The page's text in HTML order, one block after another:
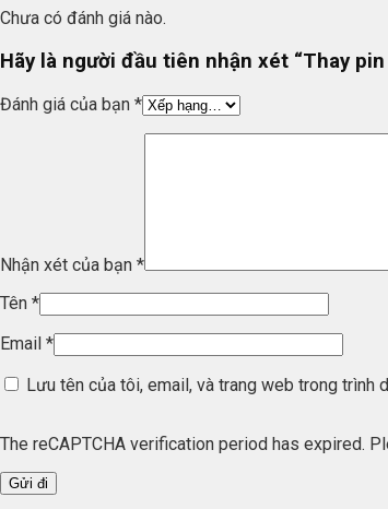
Chưa có đánh giá nào.
Hãy là người đầu tiên nhận xét “Thay pin
Đánh giá của bạn *
Nhận xét của bạn *
Tên *
Email *
Lưu tên của tôi, email, và trang web trong trình
The reCAPTCHA verification period has expired.